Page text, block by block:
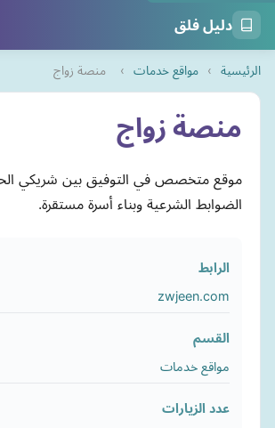
دليل فلق
الرئيسية › مواقع خدمات › منصة زواج
منصة زواج
موقع متخصص في التوفيق بين شريكي
الضوابط الشرعية وبناء أسرة مستقرة.
الرابط
zwjeen.com
القسم
مواقع خدمات
عدد الزيارات